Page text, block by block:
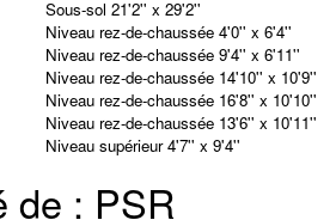
Sous-sol 21'2'' x 29'2''
Niveau rez-de-chaussée 4'0'' x 6'4''
Niveau rez-de-chaussée 9'4'' x 6'11''
Niveau rez-de-chaussée 14'10'' x 10'9''
Niveau rez-de-chaussée 16'8'' x 10'10''
Niveau rez-de-chaussée 13'6'' x 10'11''
Niveau supérieur4'7'' x 9'4''
de : PSR